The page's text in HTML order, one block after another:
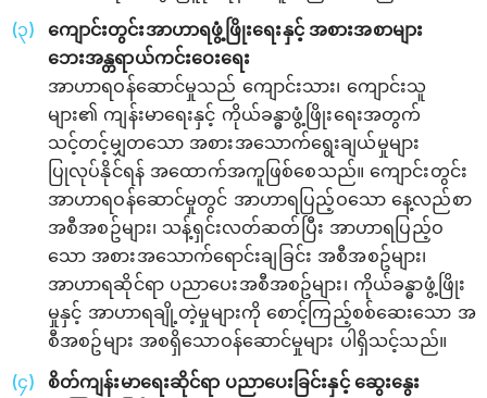
ကျောင်းတွင်းအာဟာရဖွံ့ဖြိုးရေးနှင့် အစားအစာများ
ဘေးအန္တရာယ်ကင်းဝေးရေး‌
အာဟာရဝန်ဆောင်မှုသည် ကျောင်းသား၊ ကျောင်းသူ
များ၏ ကျန်းမာရေးနှင့် ကိုယ်ခန္ဓာဖွံ့ဖြိုး‌ရေးအတွက်
သင့်တင့်မျှတသော အစားအသောက်ရွေးချယ်မှုများ
ပြုလုပ်နိုင်ရန် အထောက်အကူဖြစ်စေသည်။ ကျောင်းတွင်း
အာဟာရဝန်ဆောင်မှုတွင် အာဟာရပြည့်ဝသော နေ့လည်စာ
အစီအစဥ်များ၊ သန့်ရှင်းလတ်ဆတ်ပြီး အာဟာရပြည့်ဝ
သော အစားအသောက်ရောင်းချခြင်း အစီအစဥ်များ၊
အာဟာရဆိုင်ရာ ပညာပေးအစီအစဥ်များ၊ ကိုယ်ခန္ဓာဖွံ့ဖြိုး
မှုနှင့် အာပာာရချို့တဲ့မှုများကို စောင့်ကြည့်စစ်ဆေးသော အ
စီအစဥ်များ အစရှိသောဝန်ဆောင်မှုများ ပါရှိသင့်သည်။
စိတ်ကျန်းမာရေးဆိုင်ရာ ပညာပေးခြင်းနှင့် ဆွေးနွေး